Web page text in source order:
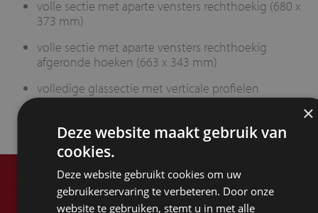
volle sectie met aparte vensters rechthoekig (680 x
373 mm)
volle sectie met aparte vensters rechthoekig
afgeronde hoeken (663 x 343 mm)
volledige glassectie met verticale profielen
×
Deze website maakt gebruik van
cookies.
Deze website gebruikt cookies om uw
gebruikerservaring te verbeteren. Door onze
website te gebruiken, stemt u in met alle